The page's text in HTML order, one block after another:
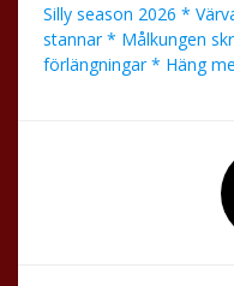
Silly season 2026 *
stannar * Målkungen
förlängningar * Häng